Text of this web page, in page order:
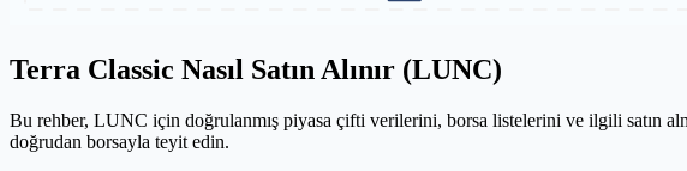
Terra Classic Nasıl Satın Alınır (LUNC)
Bu rehber, LUNC için doğrulanmış piyasa çifti verilerini, borsa listelerini ve ilgili satın
doğrudan borsayla teyit edin.